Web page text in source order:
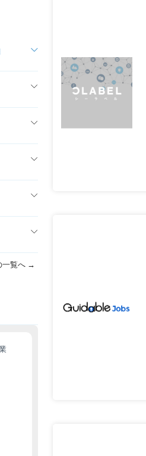
一覧へ →